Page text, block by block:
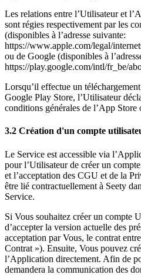
Les relations entre l’Utilisateur et
sont régies respectivement par les
(disponibles à l’adresse suivante:
https://www.apple.com/legal/
ou de Google (disponibles à
https://play.google.com/intl/fr_be/
Lorsqu’il effectue un
Google Play Store, l’Utilisateur
conditions générales de l’App
3.2 Création d'un compte
Le Service est accessible via
pour l’Utilisateur de créer un
et l’acceptation des CGU et de la
être lié contractuellement à Seety
Service.
Si Vous souhaitez créer un compte
d’accepter la version actuelle des
acceptation par Vous, le contrat
Contrat »). Ensuite, Vous pouvez
l’Application directement. Afin de
demandera la communication des